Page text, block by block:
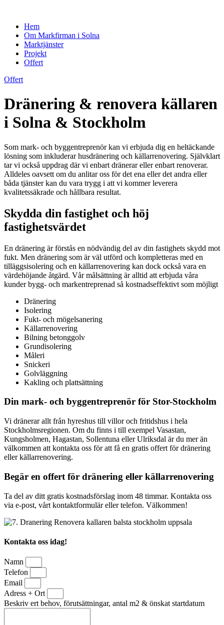
Hem
Om Markfirman i Solna
Marktjänster
Projekt
Offert
Offert
Dränering & renovera källaren
i Solna & Stockholm
Som mark- och byggentreprenör kan vi erbjuda dig en heltäckande
lösning som inkluderar husdränering och källarrenovering. Självklart
tar vi också uppdrag där vi enbart dränerar eller enbart renoverar.
Alldeles oavsett om du anlitar oss för det ena eller det andra eller
båda tjänster kan du vara trygg i att vi kommer leverera
kvalitetssäkrade och hållbara resultat.
Skydda din fastighet och höj
fastighetsvärdet
En dränering är förstås en nödvändig del av din fastighets skydd mot
fukt. Men dränering som är väl utförd och kompletteras med en
tilläggsisolering och en källarrenovering kan dock också vara en
värdehöjande åtgärd. Vår målsättning är alltid att erbjuda våra
kunder bygg- och markentreprenad så kostnadseffektivt som möjligt
Dränering
Isolering
Fukt- och mögelsanering
Källarrenovering
Bilning betonggolv
Grundisolering
Måleri
Snickeri
Golvläggning
Kakling och plattsättning
Din mark- och byggentreprenör för Stor-Stockholm
Vi dränerar allt från hyreshus till villor och fritidshus i hela
Stockholmsregionen. Om du finns i till exempel Vasastan,
Kungsholmen, Hagastan, Sollentuna eller Ulriksdal är du mer än
välkommen att kontakta oss för att få en gratis offert för dränering
eller källarrenovering.
Begär en offert för dränering eller källarrenovering
Ta del av ditt gratis kostnadsförslag inom 48 timmar. Kontakta oss
via e-post, vårt kontaktformulär eller telefon. Välkommen!
Kontakta oss idag!
Namn
Telefon
Email
Adress + Ort
Beskriv ert behov, förutsättningar, antal m2 & önskat startdatum